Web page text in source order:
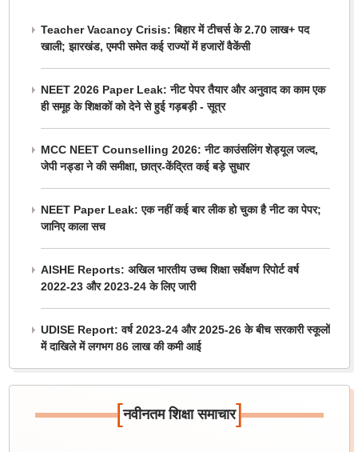
Teacher Vacancy Crisis: बिहार में टीचर्स के 2.70 लाख+ पद
खाली; झारखंड, एमपी समेत कई राज्यों में हजारों वैकेंसी
NEET 2026 Paper Leak: नीट पेपर तैयार और अनुवाद का काम एक
ही समूह के शिक्षकों को देने से हुई गड़बड़ी - सूत्र
MCC NEET Counselling 2026: नीट काउंसलिंग शेड्यूल जल्द,
जेपी नड्डा ने की समीक्षा, छात्र-केंद्रित कई बड़े सुधार
NEET Paper Leak: एक नहीं कई बार लीक हो चुका है नीट का पेपर;
जानिए काला सच
AISHE Reports: अखिल भारतीय उच्च शिक्षा सर्वेक्षण रिपोर्ट वर्ष
2022-23 और 2023-24 के लिए जारी
UDISE Report: वर्ष 2023-24 और 2025-26 के बीच सरकारी स्कूलों
में दाखिले में लगभग 86 लाख की कमी आई
[नवीनतम शिक्षा समाचार]